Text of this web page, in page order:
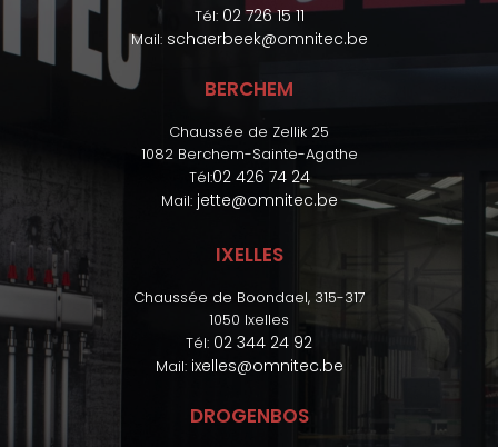
Tél: 02 726 15 11
Mail: schaerbeek@omnitec.be
BERCHEM
Chaussée de Zellik 25
1082 Berchem-Sainte-Agathe
Tél:02 426 74 24
Mail: jette@omnitec.be
IXELLES
Chaussée de Boondael, 315-317
1050 Ixelles
Tél: 02 344 24 92
Mail: ixelles@omnitec.be
DROGENBOS